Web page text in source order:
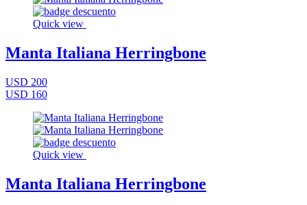
Quick view
Manta Italiana Herringbone
USD 200
USD 160
Quick view
Manta Italiana Herringbone